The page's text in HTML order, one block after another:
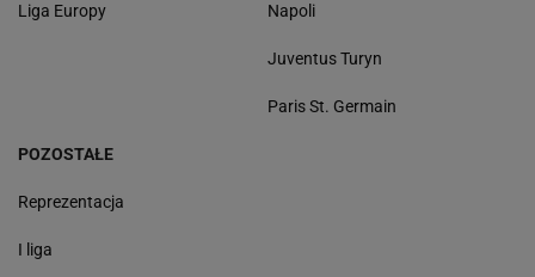
Liga Europy Napoli
Juventus Turyn
Paris St. Germain
POZOSTAŁE
Reprezentacja
I liga